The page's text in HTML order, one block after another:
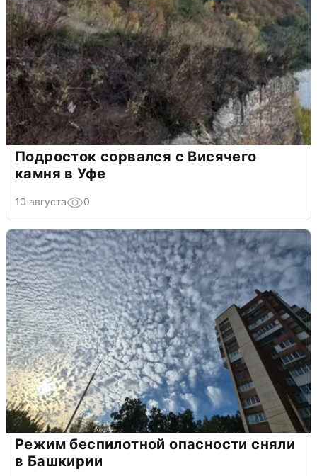
Подросток сорвался с Висячего
камня в Уфе
10 августа 0
Режим беспилотной опасности сняли
в Башкирии